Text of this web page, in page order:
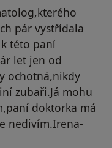
pár vystřídala
této paní
let jen od
ochotná,nikdy
zubaři.Já mohu
doktorka má
nedivím.Irena-